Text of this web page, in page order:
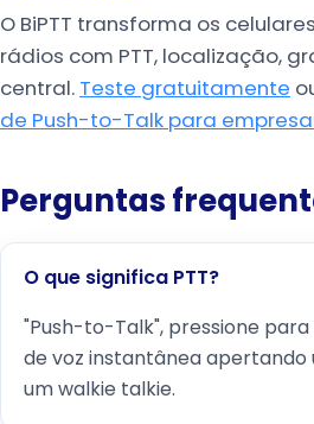
O BiPTT transforma os
rádios com PTT, localização,
central. Teste gratuitamente
de Push-to-Talk para
Perguntas
O que significa PTT?
"Push-to-Talk", pressione
de voz instantânea
um walkie talkie.